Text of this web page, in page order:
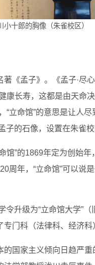
小十郎的胸像（朱雀校区）
《孟子》。《孟子·尽
康长寿，这都是由天命
“立命馆”的意思是让人
的石像，设置在朱雀校
馆”的1869年定为创始
周年，“立命馆”可以说
令升级为“立命馆大学”
门科（法律科、经济科
的国家主义倾向日趋严